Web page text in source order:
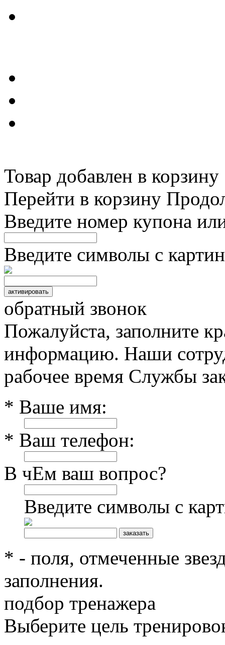
Товар добавлен в корзину
Перейти в корзину
Введите номер купона
Введите символы с
обратный звонок
Пожалуйста, заполните
информацию. Наши
рабочее время Службы
* Ваше имя:
* Ваш телефон:
В чЕм ваш вопрос?
Введите символы с
* - поля, отмеченные
заполнения.
подбор тренажера
Выберите цель